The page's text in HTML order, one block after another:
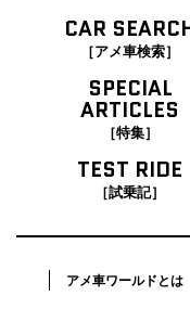
CAR
［アメ車検索］
SPECIAL
ARTICLES
［特集］
TEST RIDE
［試乗記］
アメ車ワールドとは